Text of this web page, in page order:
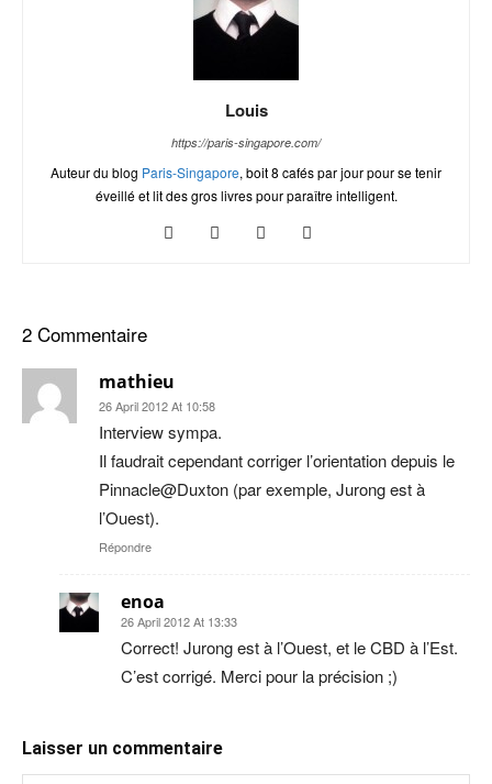
Louis
https://paris-singapore.com/
Auteur du blog Paris-Singapore, boit 8 cafés par jour pour se tenir
éveillé et lit des gros livres pour paraître intelligent.
2 Commentaire
mathieu
26 April 2012 At 10:58
Interview sympa.
Il faudrait cependant corriger l’orientation depuis le
Pinnacle@Duxton (par exemple, Jurong est à
l’Ouest).
Répondre
enoa
26 April 2012 At 13:33
Correct! Jurong est à l’Ouest, et le CBD à l’Est.
C’est corrigé. Merci pour la précision ;)
Laisser un commentaire